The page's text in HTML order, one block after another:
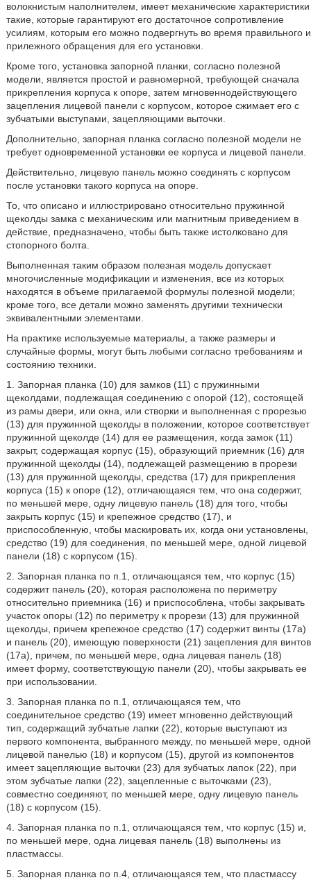
волокнистым наполнителем, имеет механические характеристики
такие, которые гарантируют его достаточное сопротивление
усилиям, которым его можно подвергнуть во время правильного и
прилежного обращения для его установки.
Кроме того, установка запорной планки, согласно полезной
модели, является простой и равномерной, требующей сначала
прикрепления корпуса к опоре, затем мгновеннодействующего
зацепления лицевой панели с корпусом, которое сжимает его с
зубчатыми выступами, зацепляющими выточки.
Дополнительно, запорная планка согласно полезной модели не
требует одновременной установки ее корпуса и лицевой панели.
Действительно, лицевую панель можно соединять с корпусом
после установки такого корпуса на опоре.
То, что описано и иллюстрировано относительно пружинной
щеколды замка с механическим или магнитным приведением в
действие, предназначено, чтобы быть также истолковано для
стопорного болта.
Выполненная таким образом полезная модель допускает
многочисленные модификации и изменения, все из которых
находятся в объеме прилагаемой формулы полезной модели;
кроме того, все детали можно заменять другими технически
эквивалентными элементами.
На практике используемые материалы, а также размеры и
случайные формы, могут быть любыми согласно требованиям и
состоянию техники.
1. Запорная планка (10) для замков (11) с пружинными
щеколдами, подлежащая соединению с опорой (12), состоящей
из рамы двери, или окна, или створки и выполненная с прорезью
(13) для пружинной щеколды в положении, которое соответствует
пружинной щеколде (14) для ее размещения, когда замок (11)
закрыт, содержащая корпус (15), образующий приемник (16) для
пружинной щеколды (14), подлежащей размещению в прорези
(13) для пружинной щеколды, средства (17) для прикрепления
корпуса (15) к опоре (12), отличающаяся тем, что она содержит,
по меньшей мере, одну лицевую панель (18) для того, чтобы
закрыть корпус (15) и крепежное средство (17), и
приспособленную, чтобы маскировать их, когда они установлены,
средство (19) для соединения, по меньшей мере, одной лицевой
панели (18) с корпусом (15).
2. Запорная планка по п.1, отличающаяся тем, что корпус (15)
содержит панель (20), которая расположена по периметру
относительно приемника (16) и приспособлена, чтобы закрывать
участок опоры (12) по периметру к прорези (13) для пружинной
щеколды, причем крепежное средство (17) содержит винты (17а)
и панель (20), имеющую поверхности (21) зацепления для винтов
(17а), причем, по меньшей мере, одна лицевая панель (18)
имеет форму, соответствующую панели (20), чтобы закрывать ее
при использовании.
3. Запорная планка по п.1, отличающаяся тем, что
соединительное средство (19) имеет мгновенно действующий
тип, содержащий зубчатые лапки (22), которые выступают из
первого компонента, выбранного между, по меньшей мере, одной
лицевой панелью (18) и корпусом (15), другой из компонентов
имеет зацепляющие выточки (23) для зубчатых лапок (22), при
этом зубчатые лапки (22), зацепленные с выточками (23),
совместно соединяют, по меньшей мере, одну лицевую панель
(18) с корпусом (15).
4. Запорная планка по п.1, отличающаяся тем, что корпус (15) и,
по меньшей мере, одна лицевая панель (18) выполнены из
пластмассы.
5. Запорная планка по п.4, отличающаяся тем, что пластмассу